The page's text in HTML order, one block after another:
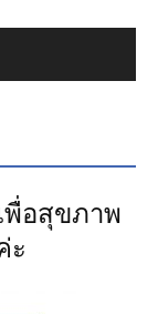
พื่อสุขภาพ
ะ